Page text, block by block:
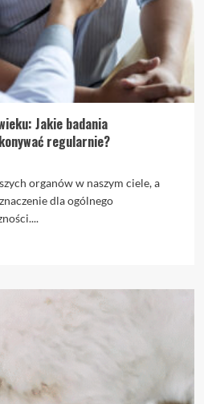
Jakie badania
regularnie?
organów w naszym ciele, a
dla ogólnego